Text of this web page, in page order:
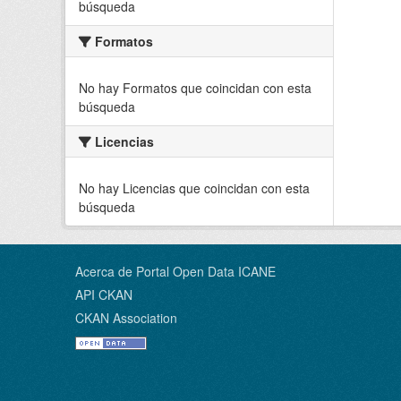
búsqueda
Formatos
No hay Formatos que coincidan con esta
búsqueda
Licencias
No hay Licencias que coincidan con esta
búsqueda
Acerca de Portal Open Data ICANE
API CKAN
CKAN Association